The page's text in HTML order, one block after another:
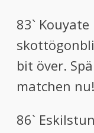
83`
bit över.
matchen nu!
86`